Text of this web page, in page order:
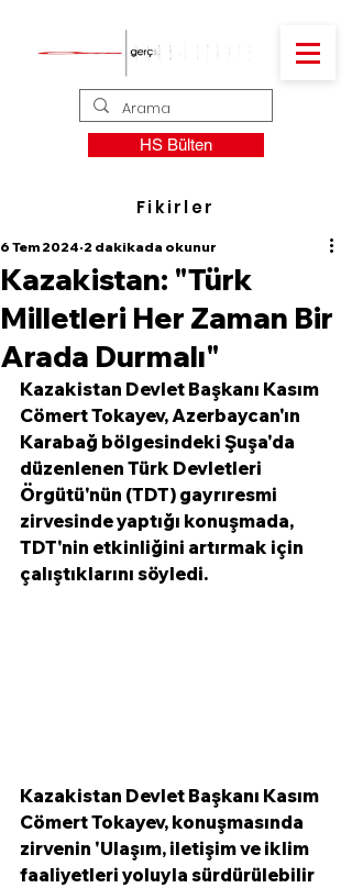
HS Bülten
Fikirler
Kazakistan: "Türk
Milletleri Her Zaman Bir
Arada Durmalı"
6 Tem 2024 2 dakikada okunur
Kazakistan Devlet Başkanı Kasım
Cömert Tokayev, Azerbaycan'ın
Karabağ bölgesindeki Şuşa'da
düzenlenen Türk Devletleri
Örgütü'nün (TDT) gayrıresmi
zirvesinde yaptığı konuşmada,
TDT'nin etkinliğini artırmak için
çalıştıklarını söyledi.
Kazakistan Devlet Başkanı Kasım
Cömert Tokayev, konuşmasında
zirvenin 'Ulaşım, iletişim ve iklim
faaliyetleri yoluyla sürdürülebilir